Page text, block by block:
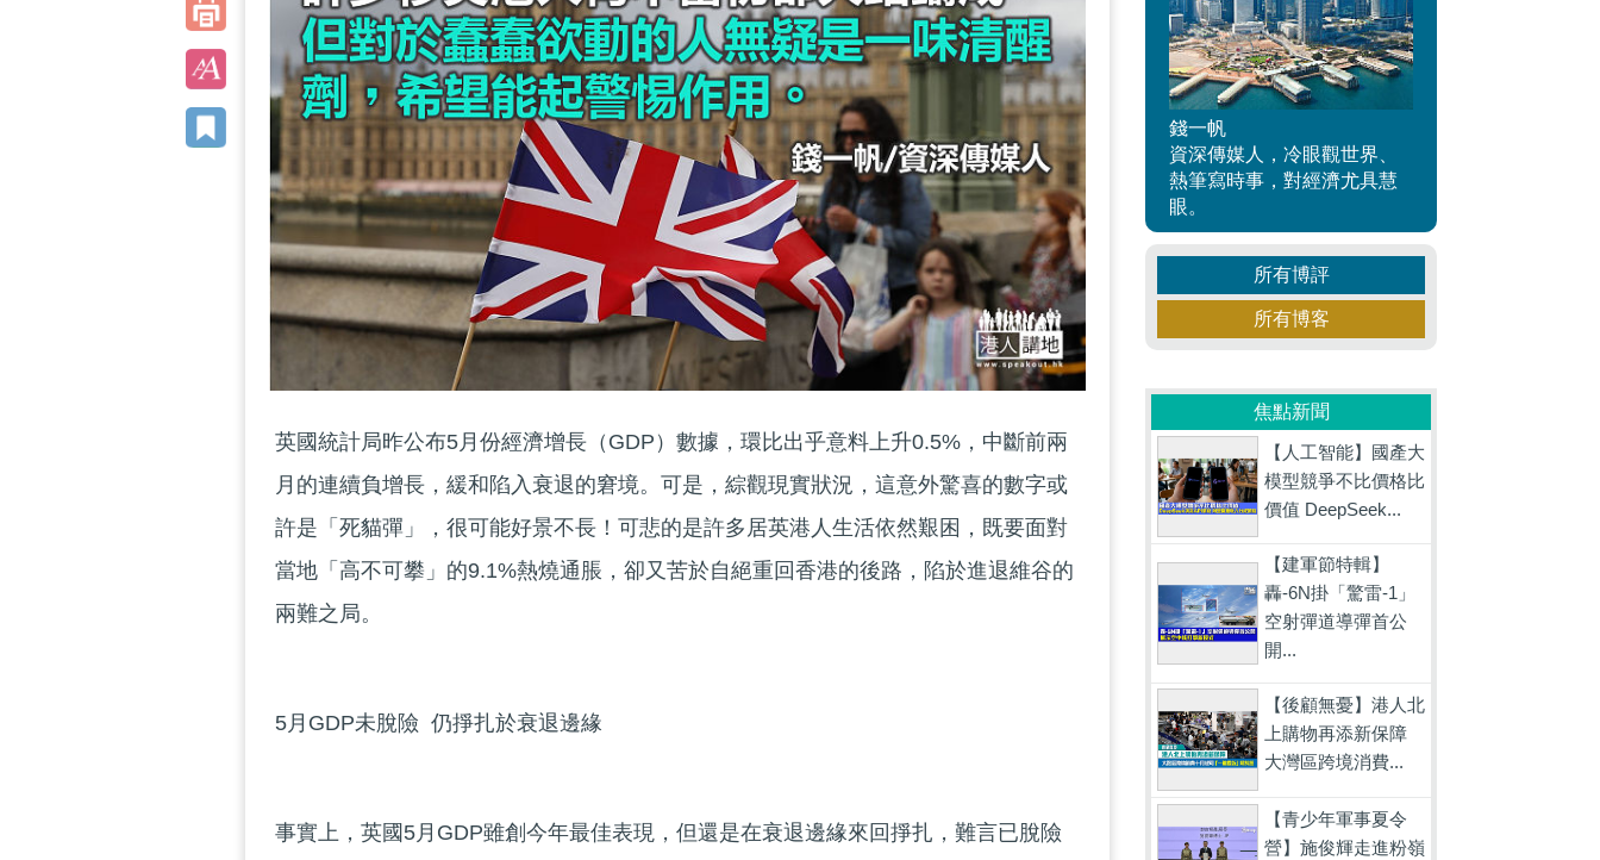
英國統計局昨公布5月份經濟增長（GDP）數據，環比出乎意料上升0.5%，中斷前兩
月的連續負增長，緩和陷入衰退的窘境。可是，綜觀現實狀況，這意外驚喜的數字或
許是「死貓彈」，很可能好景不長！可悲的是許多居英港人生活依然艱困，既要面對
當地「高不可攀」的9.1%熱燒通脹，卻又苦於自絕重回香港的後路，陷於進退維谷的
兩難之局。
5月GDP未脫險 仍掙扎於衰退邊緣
事實上，英國5月GDP雖創今年最佳表現，但還是在衰退邊緣來回掙扎，難言已脫險
錢一帆
資深傳媒人，冷眼觀世界、
熱筆寫時事，對經濟尤具慧
眼。
所有博評
所有博客
焦點新聞
【人工智能】國產大
模型競爭不比價格比
價值 DeepSeek...
【建軍節特輯】
轟-6N掛「驚雷-1」
空射彈道導彈首公
開...
【後顧無憂】港人北
上購物再添新保障
大灣區跨境消費...
【青少年軍事夏令
營】施俊輝走進粉嶺